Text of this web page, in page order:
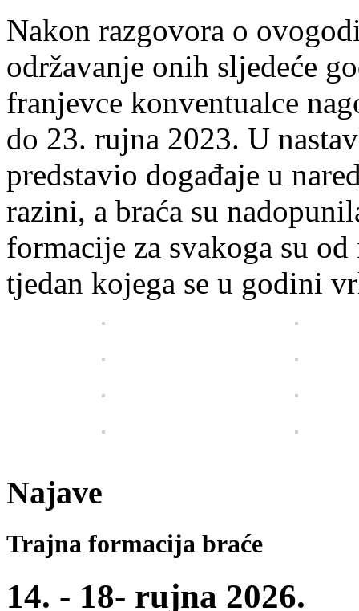
Nakon razgovora o
održavanje onih sljedeće
franjevce konventualce
do 23. rujna 2023. U
predstavio događaje u
razini, a braća su
formacije za svakoga su
tjedan kojega se u godini
Najave
Trajna formacija braće
14. - 18- rujna 2026.